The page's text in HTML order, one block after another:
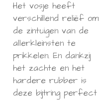
Het vosje heeft
verschillend reliëf om
de zintuigen van de
allerkleinsten te
prikkelen. En dankzij
het zachte en het
hardere rubber is
deze bijtring perfect